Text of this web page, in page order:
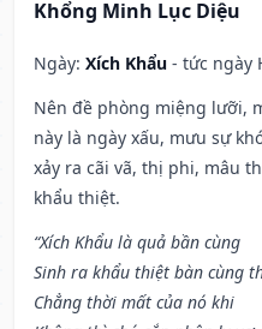
Khổng Minh Lục Diệu
Ngày: Xích Khẩu - tức ngày
Nên đề phòng miệng lưỡi,
này là ngày xấu, mưu sự
xảy ra cãi vã, thị phi, mâu
khẩu thiệt.
“Xích Khẩu là quả bần cùng
Sinh ra khẩu thiệt bàn cùng
Chẳng thời mất của nó khi